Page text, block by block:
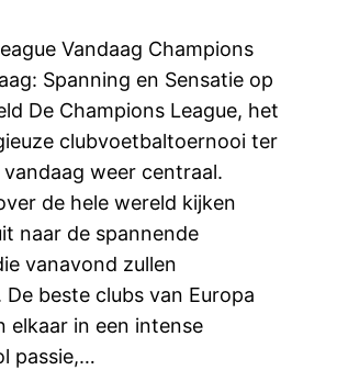
Vandaag Champions
Spanning en Sensatie op
De Champions League, het
clubvoetbaltoernooi ter
weer centraal.
de hele wereld kijken
naar de spannende
vanavond zullen
beste clubs van Europa
elkaar in een intense
passie,…